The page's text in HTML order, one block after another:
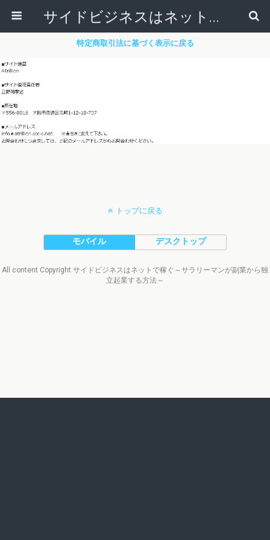
サイドビジネスはネットで稼ぐ～サラリーマンが副業から独立起業する方法～
特定商取引法に基づく表示に戻る
トップに戻る
モバイル デスクトップ
All content Copyright サイドビジネスはネットで稼ぐ～サラリーマンが副業から独
立起業する方法～